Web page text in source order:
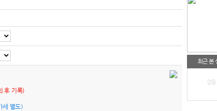
최근 본
없음
후 기록)
세 별도)